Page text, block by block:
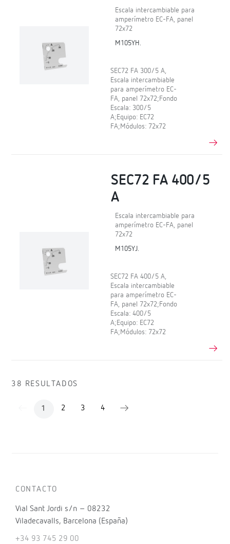
Escala intercambiable para
amperímetro EC-FA, panel
72x72
M105YH.
SEC72 FA 300/5 A,
Escala intercambiable
para amperímetro EC-
FA, panel 72x72;Fondo
Escala: 300/5
A;Equipo: EC72
FA;Módulos: 72x72
SEC72 FA 400/5
A
Escala intercambiable para
amperímetro EC-FA, panel
72x72
M105YJ.
SEC72 FA 400/5 A,
Escala intercambiable
para amperímetro EC-
FA, panel 72x72;Fondo
Escala: 400/5
A;Equipo: EC72
FA;Módulos: 72x72
38 RESULTADOS
1 2 3 4
CONTACTO
Vial Sant Jordi s/n – 08232
Viladecavalls, Barcelona (España)
+34 93 745 29 00